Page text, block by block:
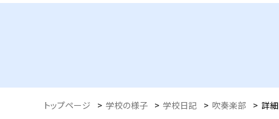
トップページ > 学校の様子 > 学校日記 > 吹奏楽部 > 詳細